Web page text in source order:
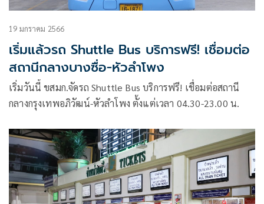
19 มกราคม 2566
เริ่มแล้วรถ Shuttle Bus บริการฟรี! เชื่อมต่อ
สถานีกลางบางซื่อ-หัวลำโพง
เริ่มวันนี้ ขสมก.จัดรถ Shuttle Bus บริการฟรี! เชื่อมต่อสถานี
กลางกรุงเทพอภิวัฒน์-หัวลำโพง ตั้งแต่เวลา 04.30-23.00 น.